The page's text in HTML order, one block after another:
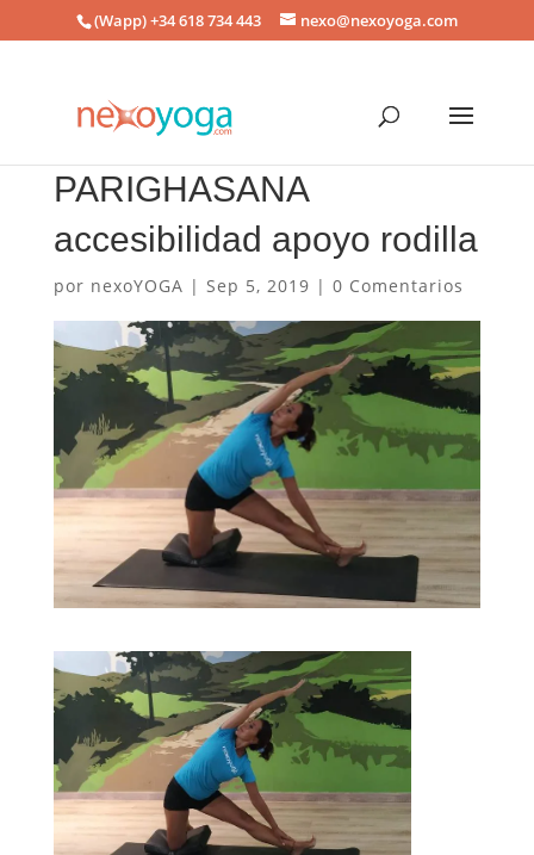
(Wapp) +34 618 734 443 nexo@nexoyoga.com
PARIGHASANA
accesibilidad apoyo rodilla
por nexoYOGA | Sep 5, 2019 | 0 Comentarios